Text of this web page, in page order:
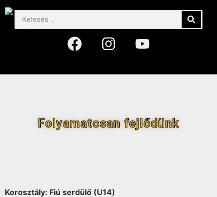
Folyamatosan fejlődünk
Korosztály: Fiú serdülő (U14)